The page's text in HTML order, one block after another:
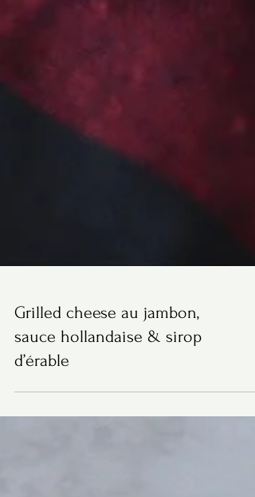
Grilled cheese au jambon,
sauce hollandaise & sirop
d’érable